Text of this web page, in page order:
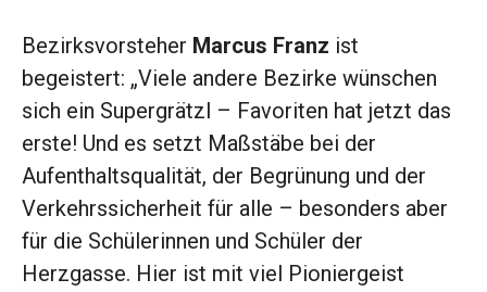
Bezirksvorsteher Marcus Franz ist
begeistert: „Viele andere Bezirke wünschen
sich ein Supergrätzl – Favoriten hat jetzt das
erste! Und es setzt Maßstäbe bei der
Aufenthaltsqualität, der Begrünung und der
Verkehrssicherheit für alle – besonders aber
für die Schülerinnen und Schüler der
Herzgasse. Hier ist mit viel Pioniergeist